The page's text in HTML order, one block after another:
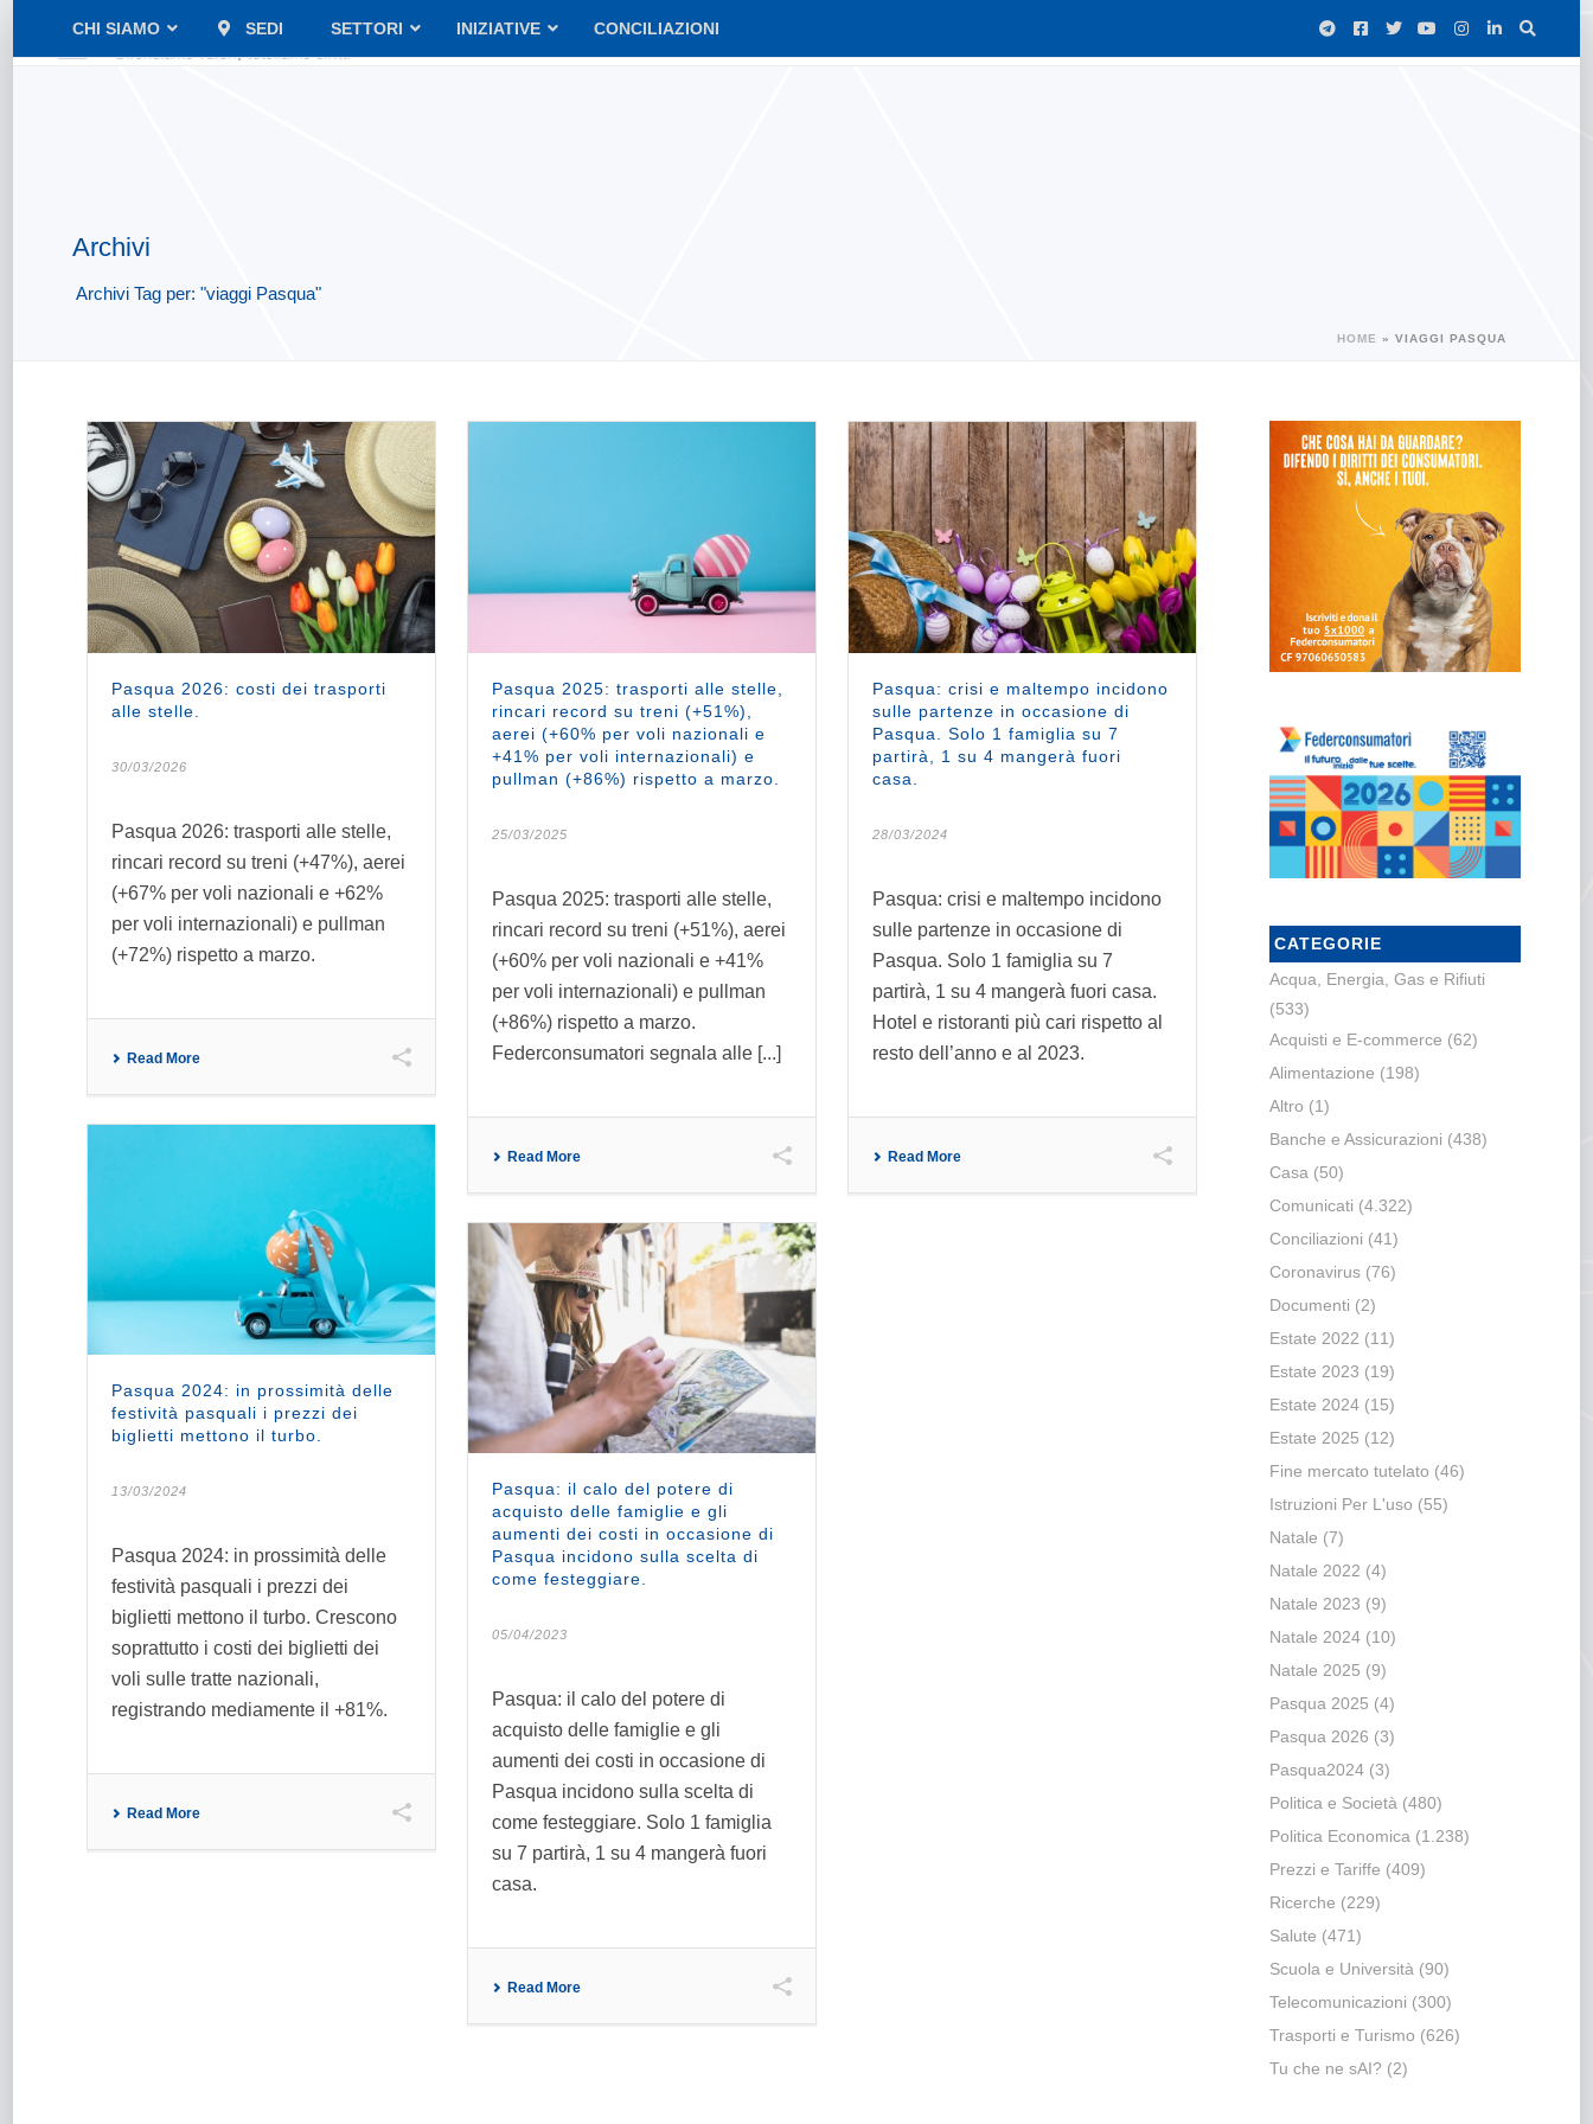
CHI SIAMO SEDI SETTORI INIZIATIVE CONCILIAZIONI
Archivi
Archivi Tag per: "viaggi Pasqua"
HOME » VIAGGI PASQUA
Pasqua 2026: costi dei trasporti
alle stelle.
30/03/2026
Pasqua 2026: trasporti alle stelle,
rincari record su treni (+47%), aerei
(+67% per voli nazionali e +62%
per voli internazionali) e pullman
(+72%) rispetto a marzo.
Read More
Pasqua 2025: trasporti alle stelle,
rincari record su treni (+51%),
aerei (+60% per voli nazionali e
+41% per voli internazionali) e
pullman (+86%) rispetto a marzo.
25/03/2025
Pasqua 2025: trasporti alle stelle,
rincari record su treni (+51%), aerei
(+60% per voli nazionali e +41%
per voli internazionali) e pullman
(+86%) rispetto a marzo.
Federconsumatori segnala alle [...]
Read More
Pasqua: crisi e maltempo incidono
sulle partenze in occasione di
Pasqua. Solo 1 famiglia su 7
partirà, 1 su 4 mangerà fuori
casa.
28/03/2024
Pasqua: crisi e maltempo incidono
sulle partenze in occasione di
Pasqua. Solo 1 famiglia su 7
partirà, 1 su 4 mangerà fuori casa.
Hotel e ristoranti più cari rispetto al
resto dell’anno e al 2023.
Read More
Pasqua 2024: in prossimità delle
festività pasquali i prezzi dei
biglietti mettono il turbo.
13/03/2024
Pasqua 2024: in prossimità delle
festività pasquali i prezzi dei
biglietti mettono il turbo. Crescono
soprattutto i costi dei biglietti dei
voli sulle tratte nazionali,
registrando mediamente il +81%.
Read More
Pasqua: il calo del potere di
acquisto delle famiglie e gli
aumenti dei costi in occasione di
Pasqua incidono sulla scelta di
come festeggiare.
05/04/2023
Pasqua: il calo del potere di
acquisto delle famiglie e gli
aumenti dei costi in occasione di
Pasqua incidono sulla scelta di
come festeggiare. Solo 1 famiglia
su 7 partirà, 1 su 4 mangerà fuori
casa.
Read More
CATEGORIE
Acqua, Energia, Gas e Rifiuti
(533)
Acquisti e E-commerce (62)
Alimentazione (198)
Altro (1)
Banche e Assicurazioni (438)
Casa (50)
Comunicati (4.322)
Conciliazioni (41)
Coronavirus(76)
Documenti (2)
Estate 2022 (11)
Estate 2023 (19)
Estate 2024(15)
Estate 2025 (12)
Fine mercato tutelato (46)
Istruzioni Per L'uso (55)
Natale (7)
Natale 2022 (4)
Natale 2023 (9)
Natale 2024(10)
Natale 2025 (9)
Pasqua 2025 (4)
Pasqua 2026 (3)
Pasqua2024(3)
Politica e Società (480)
Politica Economica (1.238)
Prezzi e Tariffe (409)
Ricerche (229)
Salute (471)
Scuola e Università (90)
Telecomunicazioni (300)
Trasporti e Turismo (626)
Tu che ne sAI? (2)